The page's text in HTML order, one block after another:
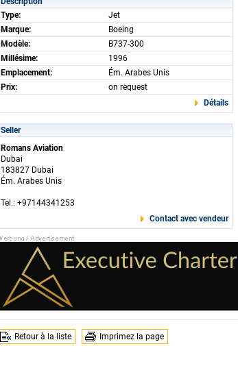
Type:
Jet
Marque:
Boeing
Modèle:
B737-300
Millésime:
1996
Emplacement:
Ém. Arabes Unis
Prix:
on request
Détails
Seller
Romans Aviation
Dubai
183827 Dubai
Ém. Arabes Unis
Tel.: +97144341253
Contact avec vendeur
Retour à la liste Imprimez la page